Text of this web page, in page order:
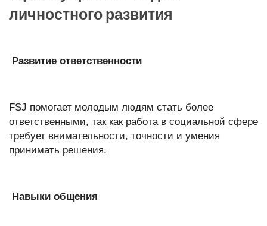
личностного развития
Развитие ответственности
FSJ помогает молодым людям стать более
ответственными, так как работа в социальной сфере
требует внимательности, точности и умения
принимать решения.
Навыки общения